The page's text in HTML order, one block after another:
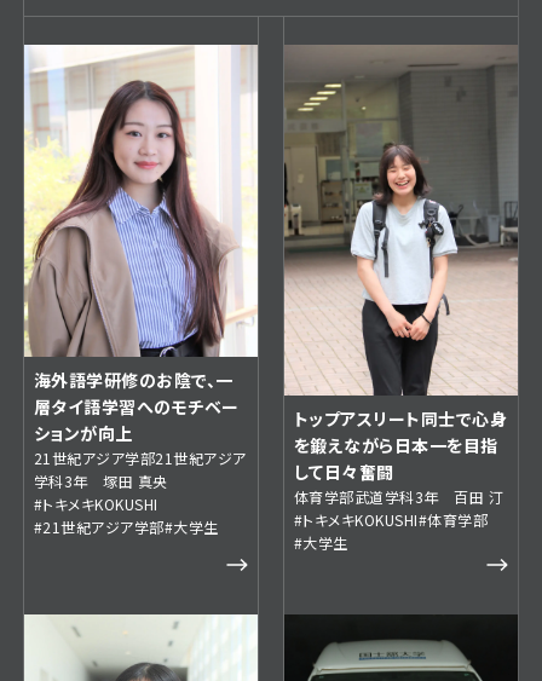
海外語学研修のお陰で、一
層タイ語学習へのモチベー
ションが向上
21世紀アジア学部21世紀アジア
学科3年 塚田 真央
#トキメキKOKUSHI
#21世紀アジア学部#大学生
トップアスリート同士で心身
を鍛えながら日本一を目指
して日々奮闘
体育学部武道学科3年 百田 汀
#トキメキKOKUSHI#体育学部
#大学生